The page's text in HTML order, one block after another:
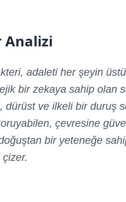
Analizi
adaleti her şeyin
bir zekaya sahip olan
dürüst ve ilkeli bir duruş
çevresine
bir yeteneğe